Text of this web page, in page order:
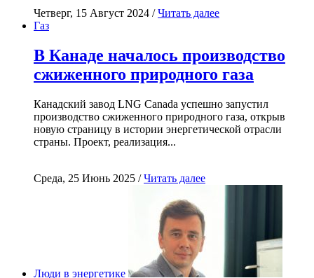
Четверг, 15 Август 2024 /Читать далее
Газ
В Канаде началось производство
сжиженного природного газа
Канадский завод LNG Canada успешно запустил
производство сжиженного природного газа, открыв
новую страницу в истории энергетической отрасли
страны. Проект, реализация...
Среда, 25 Июнь 2025 /Читать далее
Люди в энергетике